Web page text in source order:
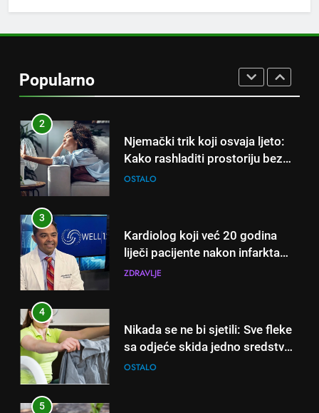
Popularno
Kako rashladiti prostoriju bez
klime i velikih računa za struju!
3
Kardiolog koji već 20 godina
liječi pacijente nakon infarkta
otkrio: Ove 4 jutarnje navike
dana!
ZDRAVLJE
4
Nikada se ne bi sjetili: Sve fleke
sa odjeće skida jedno sredstvo
koje svi imamo u kući
OSTALO
5
Čaj od lovora i cimeta – prirodni
napitak za svakodnevnu rutinu
OSTALO
6